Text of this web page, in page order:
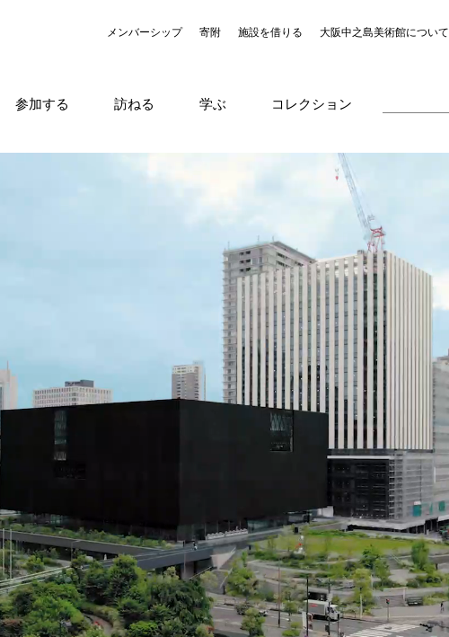
メンバーシップ 寄附 施設を借りる 大阪中之島美術館について
参加する 訪ねる 学ぶ コレクション